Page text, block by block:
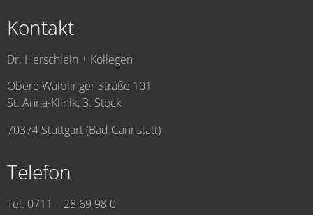
Kontakt
Dr. Herschlein + Kollegen
Obere Waiblinger Straße 101
St. Anna-Klinik, 3. Stock
70374 Stuttgart (Bad-Cannstatt)
Telefon
Tel. 0711 – 28 69 98 0